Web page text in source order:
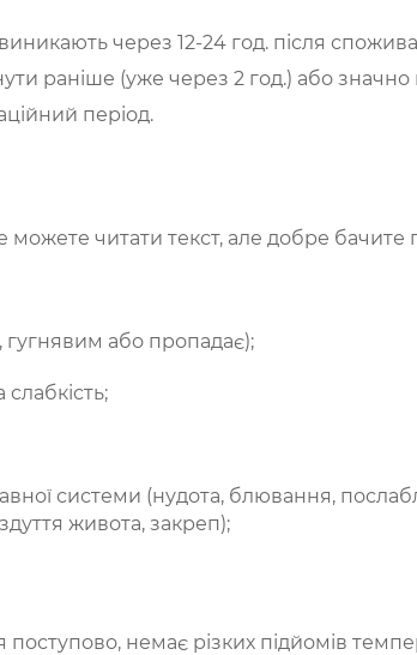
через 12-24 год. після
раніше (уже через 2 год.) або значно
період.
читати текст, але добре бачите
гугнявим або пропадає);
системи (нудота, блювання,
живота, закреп);
немає різких підйомів